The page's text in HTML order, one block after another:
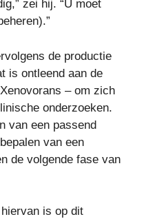
zei hij. “U moet
de productie
is ontleend aan de
– om zich
onderzoeken.
van een passend
van een
de volgende fase van
is op dit